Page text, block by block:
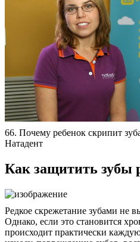
66. Почему ребенок скрипит
Натадент
Как защитить зубы
Редкое скрежетание зубами не
Однако, если это становится
происходит практически